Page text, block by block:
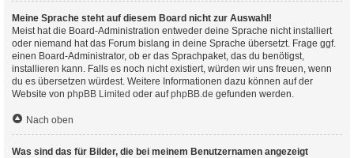
Meine Sprache steht auf diesem Board nicht zur Auswahl!
Meist hat die Board-Administration entweder deine Sprache nicht installiert
oder niemand hat das Forum bislang in deine Sprache übersetzt. Frage ggf.
einen Board-Administrator, ob er das Sprachpaket, das du benötigst,
installieren kann. Falls es noch nicht existiert, würden wir uns freuen, wenn
du es übersetzen würdest. Weitere Informationen dazu können auf der
Website von phpBB Limited oder aufphpBB.de gefunden werden.
Nach oben
Was sind das für Bilder, die bei meinem Benutzernamen angezeigt